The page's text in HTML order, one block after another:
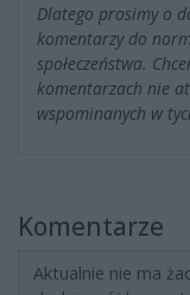
Dlatego prosimy o
komentarzy do
społeczeństwa.
komentarzach nie
wspominanych w
Komentarze
Aktualnie nie ma